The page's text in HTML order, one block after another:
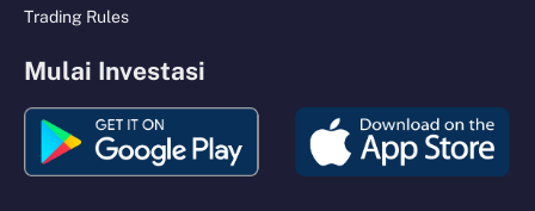
Trading Rules
Mulai Investasi